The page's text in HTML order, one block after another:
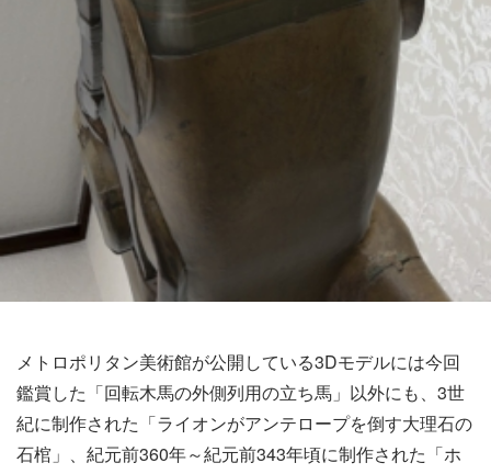
メトロポリタン美術館が公開している3Dモデルには今回
鑑賞した「回転木馬の外側列用の立ち馬」以外にも、3世
紀に制作された「ライオンがアンテロープを倒す大理石の
石棺」、紀元前360年～紀元前343年頃に制作された「ホ